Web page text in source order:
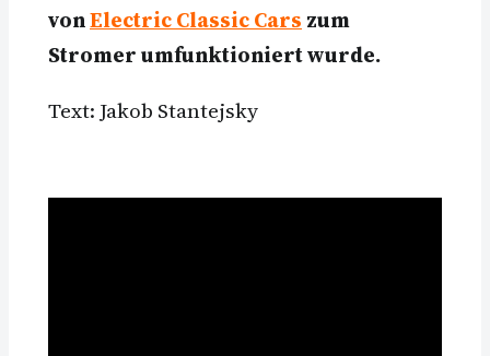
vonElectric Classic Cars zum
Stromer umfunktioniert wurde.
Text: Jakob Stantejsky